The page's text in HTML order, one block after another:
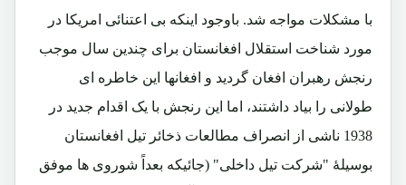
با مشکلات مواجه شد. باوجود اینکه بی اعتنائی امریکا در
مورد شناخت استقلال افغانستان برای چندین سال موجب
رنجش رهبران افغان گردید و افغانها این خاطره ای
طولانی را بیاد داشتند، اما این رنجش با یک اقدام جدید در
1938 ناشی از انصراف مطالعات ذخائر تیل افغانستان
بوسیلۀ "شرکت تیل داخلی" (جائیکه بعداً شوروی ها موفق